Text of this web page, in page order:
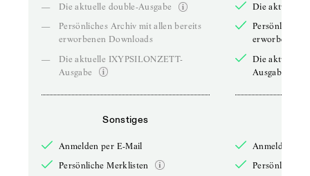
—
Die aktuelle double-Ausgabe
—
Persönliches Archiv mit allen bereits
erworbenen Downloads
—
Die aktuelle IXYPSILONZETT-
Ausgabe
Sonstiges
Anmelden per E-Mail
Persönliche Merklisten
Die aktuelle
Persönliches
erworbenen
Die aktuelle
Ausgabe
Anmelden
Persönliche